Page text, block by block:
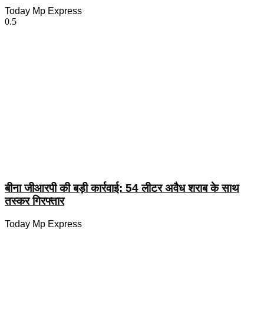
Today Mp Express
बीना जीआरपी की बड़ी कार्रवाई: 54 लीटर अवैध शराब के साथ
तस्कर गिरफ्तार
Today Mp Express